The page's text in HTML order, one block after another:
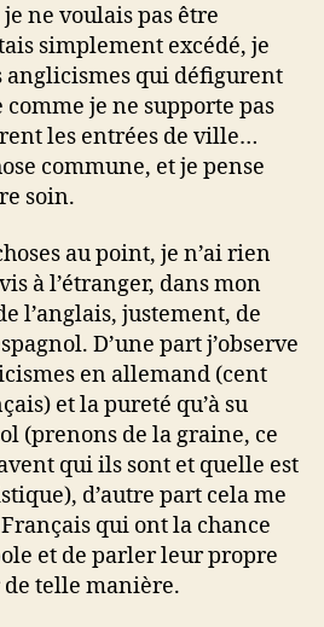
ne voulais pas être
simplement excédé, je
anglicismes qui défigurent
je ne supporte pas
les entrées de ville…
commune, et je pense
soin.
au point, je n’ai rien
à l’étranger, dans mon
l’anglais, justement, de
D’une part j’observe
en allemand (cent
et la pureté qu’à su
(prenons de la graine, ce
qui ils sont et quelle est
d’autre part cela me
qui ont la chance
et de parler leur propre
telle manière.